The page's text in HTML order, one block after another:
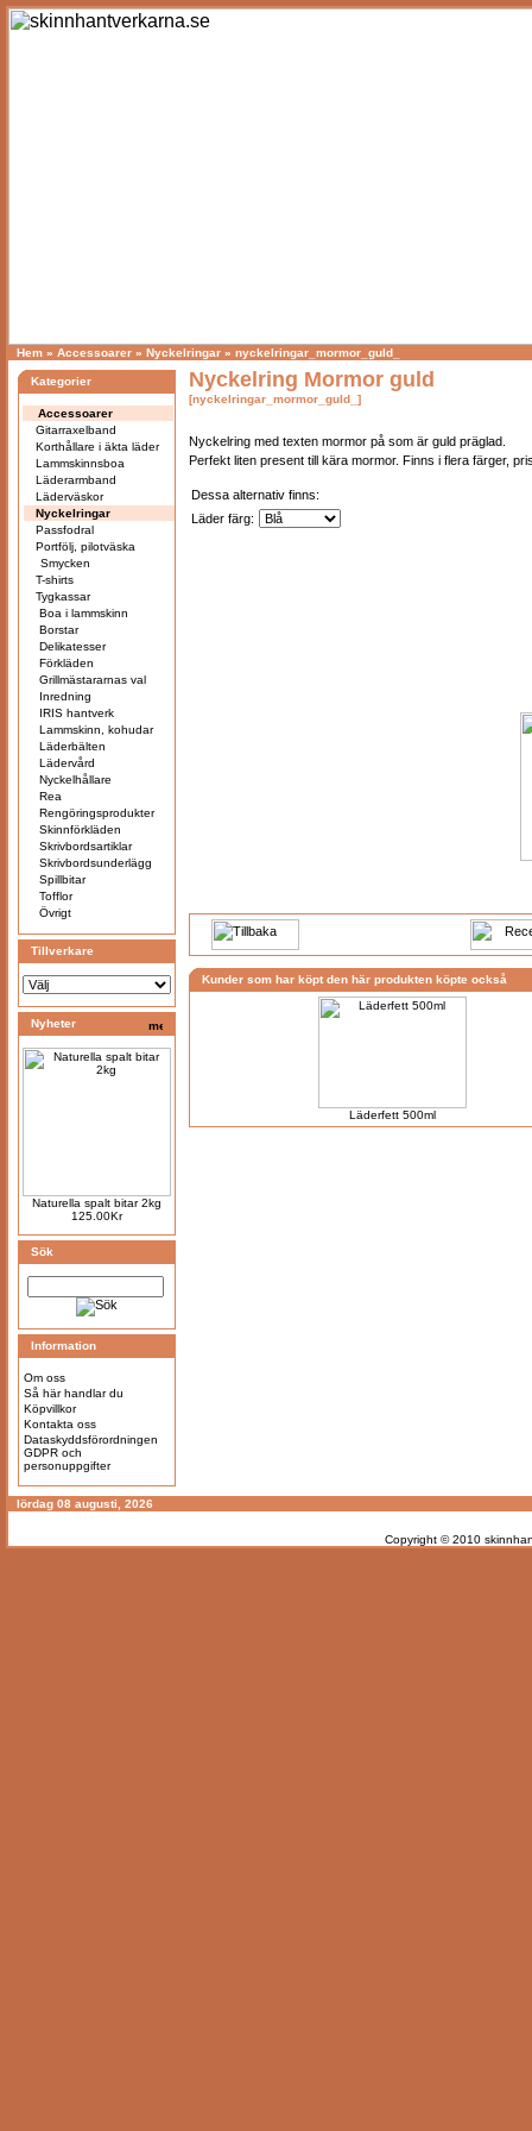
Hem » Accessoarer » Nyckelringar » nyckelringar_mormor_guld_
Kategorier
Accessoarer
Gitarraxelband
Korthållare i äkta läder
Lammskinnsboa
Läderarmband
Läderväskor
Nyckelringar
Passfodral
Portfölj, pilotväska
Smycken
T-shirts
Tygkassar
Boa i lammskinn
Borstar
Delikatesser
Förkläden
Grillmästararnas val
Inredning
IRIS hantverk
Lammskinn, kohudar
Läderbälten
Lädervård
Nyckelhållare
Rea
Rengöringsprodukter
Skinnförkläden
Skrivbordsartiklar
Skrivbordsunderlägg
Spillbitar
Tofflor
Övrigt
Tillverkare
Nyheter
Naturella spalt bitar 2kg
125.00Kr
Sök
Information
Om oss
Så här handlar du
Köpvillkor
Kontakta oss
Dataskyddsförordningen
GDPR och
personuppgifter
Nyckelring Mormor guld
[nyckelringar_mormor_guld_]
Nyckelring med texten mormor på som är guld präglad.
Perfekt liten present till kära mormor. Finns i flera färger,
Dessa alternativ finns:
Läder färg:
Kunder som har köpt den här produkten köpte också
Läderfett 500ml
lördag 08 augusti, 2026
Copyright © 2010